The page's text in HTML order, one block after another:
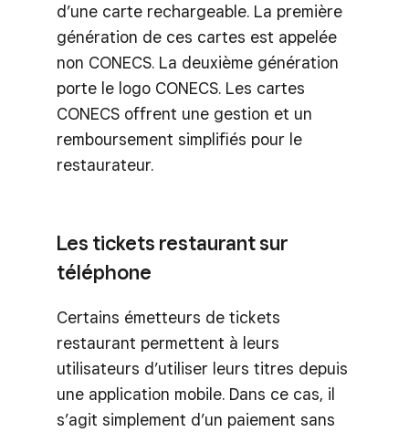
d’une carte rechargeable. La première
génération de ces cartes est appelée
non CONECS. La deuxième génération
porte le logo CONECS. Les cartes
CONECS offrent une gestion et un
remboursement simplifiés pour le
restaurateur.
Les tickets restaurant sur
téléphone
Certains émetteurs de tickets
restaurant permettent à leurs
utilisateurs d’utiliser leurs titres depuis
une application mobile. Dans ce cas, il
s’agit simplement d’un paiement sans